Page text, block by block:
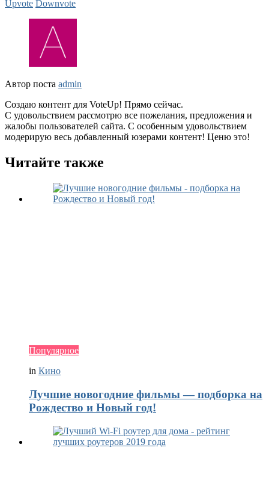
Upvote Downvote
Автор поста admin
Создаю контент для VoteUp! Прямо сейчас.
С удовольствием рассмотрю все пожелания, предложения и
жалобы пользователей сайта. С особенным удовольствием
модерирую весь добавленный юзерами контент! Ценю это!
Читайте также
Популярное
in Кино
Лучшие новогодние фильмы — подборка на
Рождество и Новый год!